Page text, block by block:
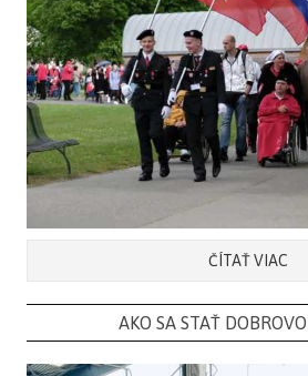
ČÍTAŤ VIAC
AKO SA STAŤ